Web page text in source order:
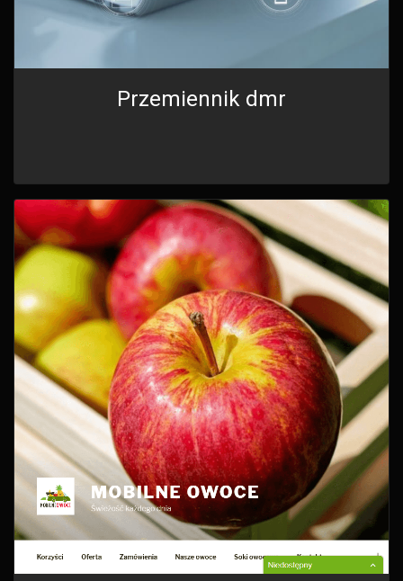
Przemiennik dmr